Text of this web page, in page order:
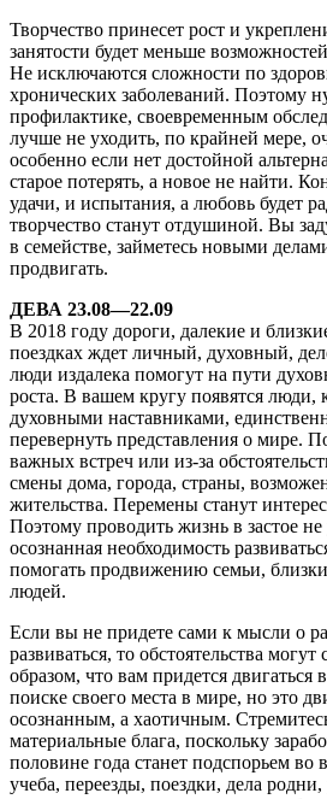
Творчество принесет рост и
занятости будет меньше
Не исключаются сложности по
хронических заболеваний. Поэтому
профилактике, своевременным
лучше не уходить, по крайней мере,
особенно если нет достойной
старое потерять, а новое не найти.
удачи, и испытания, а любовь будет
творчество станут отдушиной. Вы
в семействе, займетесь новыми
продвигать.
ДЕВА 23.08—22.09
В 2018 году дороги, далекие и
поездках ждет личный, духовный,
люди издалека помогут на пути
роста. В вашем кругу появятся люди,
духовными наставниками,
перевернуть представления о мире.
важных встреч или из-за
смены дома, города, страны,
жительства. Перемены станут
Поэтому проводить жизнь в застое не
осознанная необходимость
помогать продвижению семьи,
людей.
Если вы не придете сами к мысли о
развиваться, то обстоятельства
образом, что вам придется двигаться
поиске своего места в мире, но это
осознанным, а хаотичным.
материальные блага, поскольку
половине года станет подспорьем
учеба, переезды, поездки, дела